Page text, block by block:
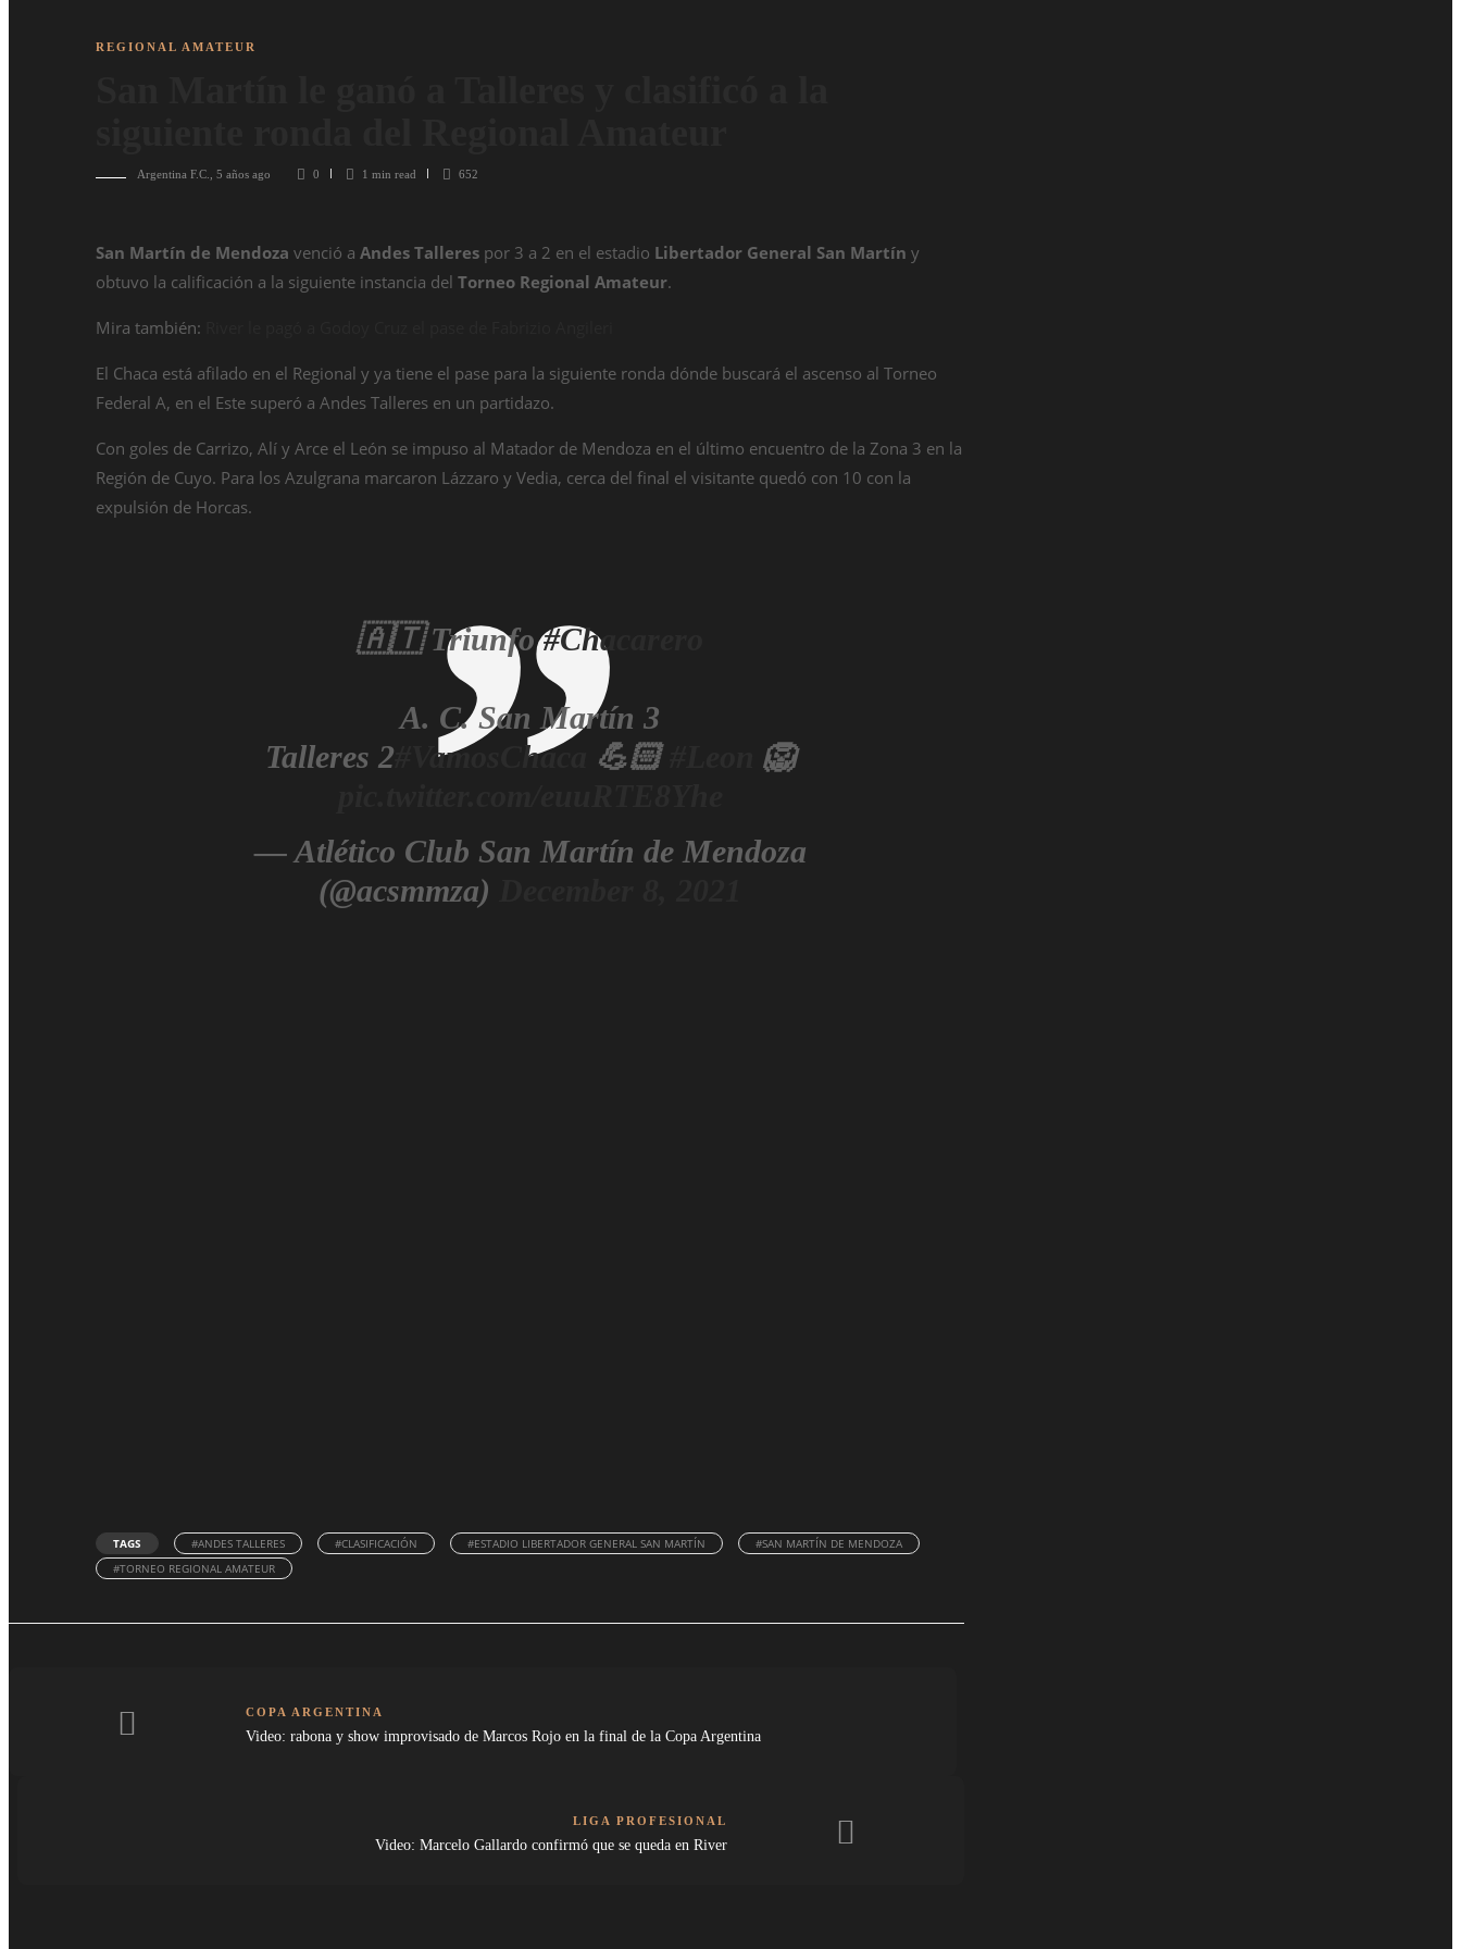
REGIONAL AMATEUR
Argentina F.C. 5 años ago 0 1 min read 652
San Martín de Mendoza venció a Andes Talleres por 3 a 2 en el estadio Libertador General San Martín y
obtuvo la calificación a la siguiente instancia del Torneo Regional Amateur.
Mira también:
El Chaca está afilado en el Regional y ya tiene el pase para la siguiente ronda dónde buscará el ascenso al Torneo
Federal A, en el Este superó a Andes Talleres en un partidazo.
Con goles de Carrizo, Alí y Arce el León se impuso al Matador de Mendoza en el último encuentro de la Zona 3 en la
Región de Cuyo. Para los Azulgrana marcaron Lázzaro y Vedia, cerca del final el visitante quedó con 10 con la
expulsión de Horcas.
🇦🇹 Triunfo#Chacarero
A. C. San Martín 3
Talleres 2 #VamosChaca 💪🏻
🦁
— Atlético Club San Martín de Mendoza
(@acsmmza)
TAGS #ANDES TALLERES #CLASIFICACIÓN #ESTADIO LIBERTADOR GENERAL SAN MARTÍN
#SAN MARTÍN DE MENDOZA
#TORNEO REGIONAL AMATEUR
COPA ARGENTINA
Video: rabona y show improvisado de Marcos Rojo en la final de la Copa Argentina
LIGA PROFESIONAL
Video: Marcelo Gallardo confirmó que se queda en River